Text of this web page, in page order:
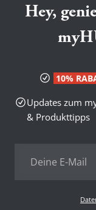
Hey,
10%
Updates zum
& Produkttipps